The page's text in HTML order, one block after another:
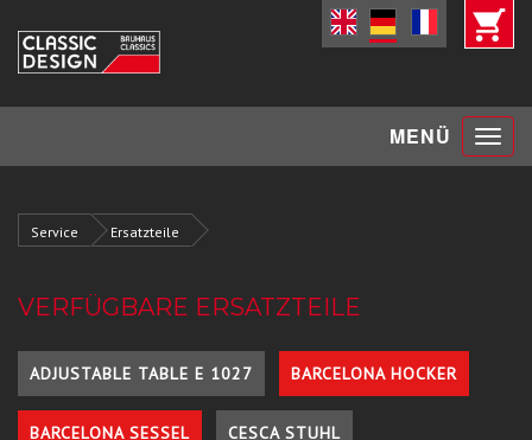
MENÜ Toggle
Service Ersatzteile
VERFÜGBARE ERSATZTEILE
ADJUSTABLE TABLE E 1027 BARCELONA HOCKER
BARCELONA SESSEL CESCA STUHL